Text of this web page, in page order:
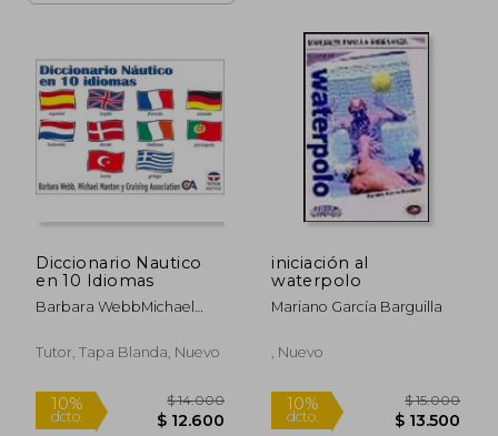
Diccionario Nautico
en 10 Idiomas
Barbara WebbMichael
Tutor, Tapa Blanda, Nuevo
iniciación al
waterpolo
Mariano García Barguilla
, Nuevo